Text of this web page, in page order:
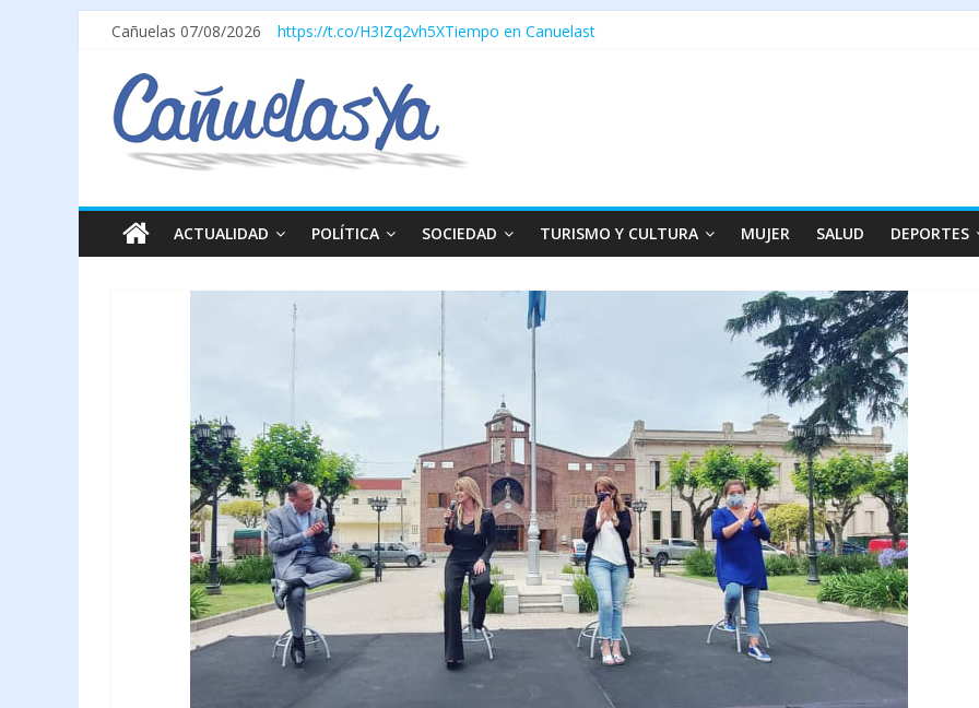
Cañuelas 07/08/2026 https://t.co/H3IZq2vh5XTiempo en Canuelast
ACTUALIDAD POLÍTICA SOCIEDAD TURISMO Y CULTURA MUJER SALUD DEPORTES